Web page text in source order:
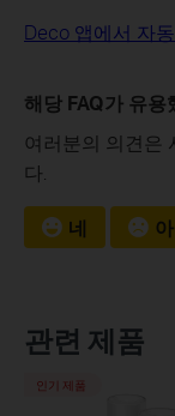
Deco 앱에서 자
해당 FAQ가 유용
여러분의 의견은
다.
네
관련 제품
인기 제품